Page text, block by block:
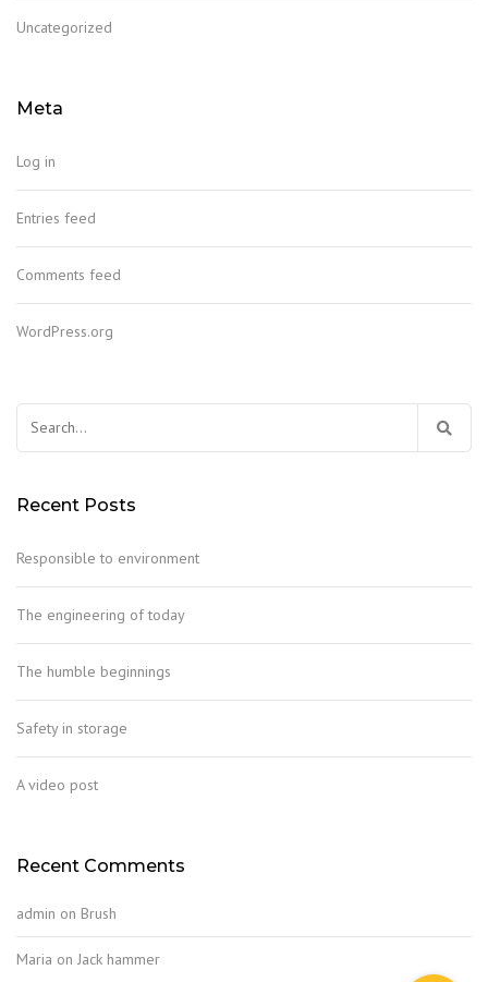
Uncategorized
Meta
Log in
Entries feed
Comments feed
WordPress.org
for:
Recent Posts
Responsible to environment
The engineering of today
The humble beginnings
Safety in storage
A video post
Recent Comments
admin on Brush
Maria on Jack hammer